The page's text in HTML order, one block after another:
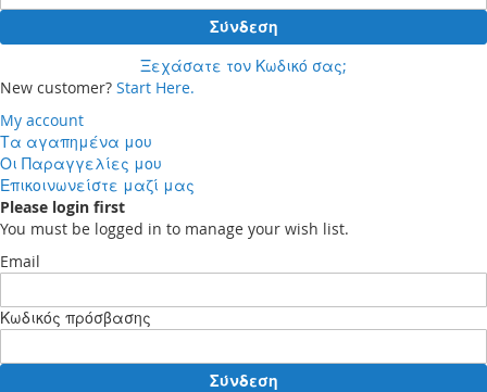
Σύνδεση
Ξεχάσατε τον Κωδικό σας;
New customer? Start Here.
My account
Τα αγαπημένα μου
Οι Παραγγελίες μου
Επικοινωνείστε μαζί μας
Please login first
You must be logged in to manage your wish list.
Email
Κωδικός πρόσβασης
Σύνδεση